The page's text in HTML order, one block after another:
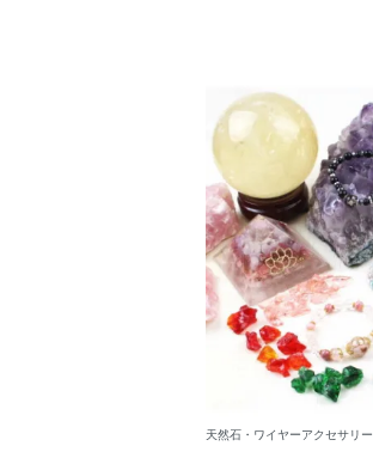
天然石・ワイヤーアクセサリ